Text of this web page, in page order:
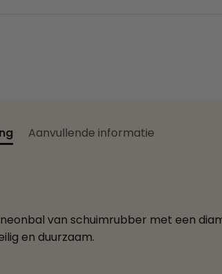
Aanvullende informatie
van schuimrubber met een
en duurzaam.